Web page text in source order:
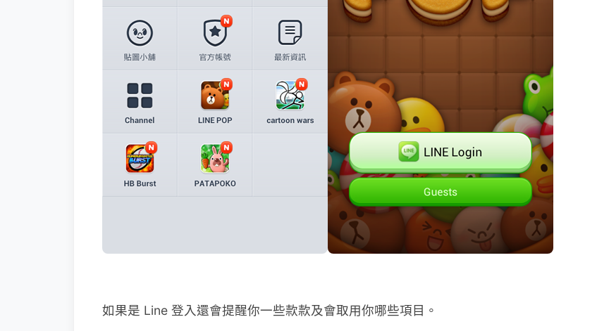
如果是 Line 登入還會提醒你一些款款及會取用你哪些項目。